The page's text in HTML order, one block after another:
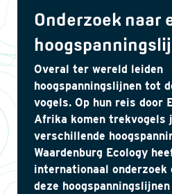
Onderzoek naar
Overal ter wereld leiden
hoogspanningslijnen tot
vogels. Op hun reis door
Afrika komen trekvogels
verschillende
Waardenburg Ecology
internationaal onderzoek
deze